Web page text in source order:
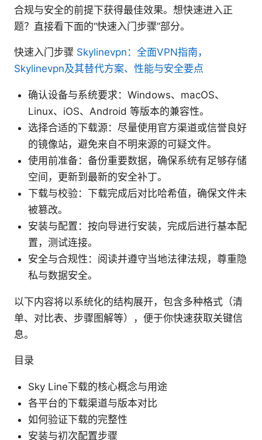
合规与安全的前提下获得最佳效果。想快速进入正
题？直接看下面的“快速入门步骤”部分。
快速入门步骤 Skylinevpn：全面VPN指南，
Skylinevpn及其替代方案、性能与安全要点
确认设备与系统要求：Windows、macOS、
Linux、iOS、Android 等版本的兼容性。
选择合适的下载源：尽量使用官方渠道或信誉良好
的镜像站，避免来自不明来源的可疑文件。
使用前准备：备份重要数据，确保系统有足够存储
空间，更新到最新的安全补丁。
下载与校验：下载完成后对比哈希值，确保文件未
被篡改。
安装与配置：按向导进行安装，完成后进行基本配
置，测试连接。
安全与合规性：阅读并遵守当地法律法规，尊重隐
私与数据安全。
以下内容将以系统化的结构展开，包含多种格式（清
单、对比表、步骤图解等），便于你快速获取关键信
息。
目录
Sky Line下载的核心概念与用途
各平台的下载渠道与版本对比
如何验证下载的完整性
安装与初次配置步骤